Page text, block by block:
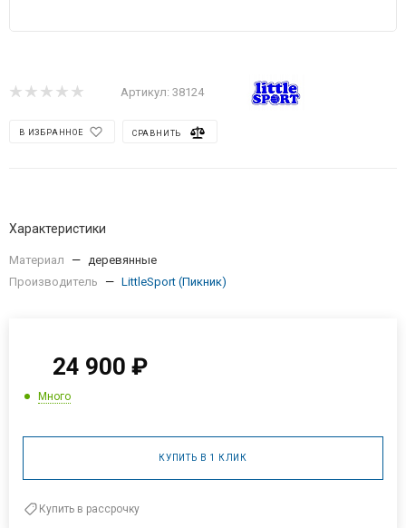
Артикул: 38124
В ИЗБРАННОЕ СРАВНИТЬ
Характеристики
Материал — деревянные
Производитель
— LittleSport (Пикник)
24 900 ₽
Много
КУПИТЬ В 1 КЛИК
Купить в рассрочку